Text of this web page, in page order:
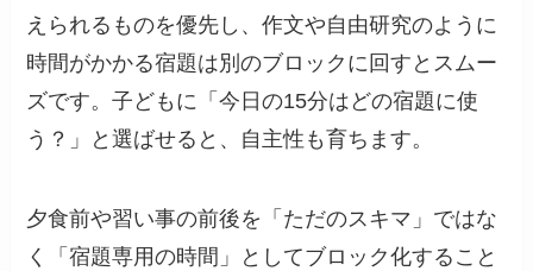
えられるものを優先し、作文や自由研究のように
時間がかかる宿題は別のブロックに回すとスムー
ズです。子どもに「今日の15分はどの宿題に使
う？」と選ばせると、自主性も育ちます。
夕食前や習い事の前後を「ただのスキマ」ではな
く「宿題専用の時間」としてブロック化すること